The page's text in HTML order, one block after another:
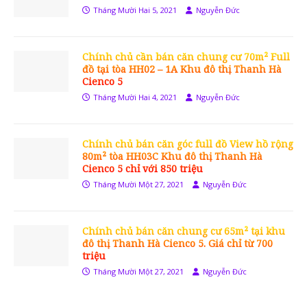
Tháng Mười Hai 5, 2021 Nguyễn Đức
Chính chủ cần bán căn chung cư 70m² Full
đồ tại tòa HH02 – 1A Khu đô thị Thanh Hà
Cienco 5
Tháng Mười Hai 4, 2021 Nguyễn Đức
Chính chủ bán căn góc full đồ View hồ rộng
80m² tòa HH03C Khu đô thị Thanh Hà
Cienco 5 chỉ với 850 triệu
Tháng Mười Một 27, 2021 Nguyễn Đức
Chính chủ bán căn chung cư 65m² tại khu
đô thị Thanh Hà Cienco 5. Giá chỉ từ 700
triệu
Tháng Mười Một 27, 2021 Nguyễn Đức